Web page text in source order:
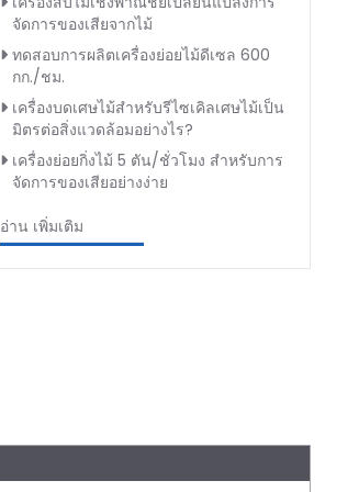
จัดการของเสียจากไม้
ทดสอบการผลิตเครื่องย่อยไม้ดีเซล 600
กก./ชม.
เครื่องบดเศษไม้สำหรับรีไซเคิลเศษไม้เป็น
มิตรต่อสิ่งแวดล้อมอย่างไร?
เครื่องย่อยกิ่งไม้ 5 ตัน/ชั่วโมง สำหรับการ
จัดการของเสียอย่างง่าย
อ่าน เพิ่มเติม